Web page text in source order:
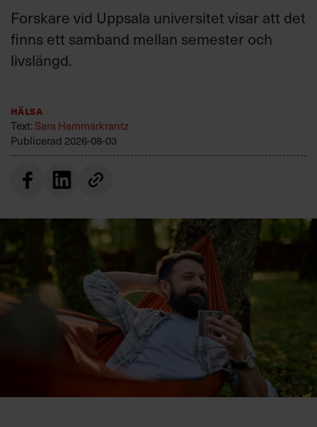
Forskare vid Uppsala universitet visar att det
finns ett samband mellan semester och
livslängd.
Hälsa
Text:Sara Hammarkrantz
Publicerad 2026-08-03